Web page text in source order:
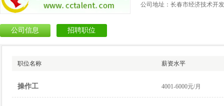
公司地址：长春市经济技术开
公司信息 招聘职位
职位名称 薪资水平
操作工 4001-6000元/月